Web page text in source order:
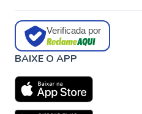
Verificada por
BAIXE O APP